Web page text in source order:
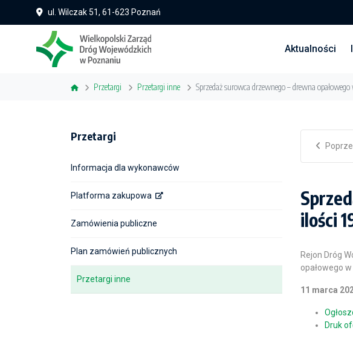
ul. Wilczak 51, 61-623 Poznań
Aktualności
Przetargi Przetargi inne Sprzedaż surowca drzewnego – drewna
Przetargi
Informacja dla wykonawców
Platforma zakupowa
Zamówienia publiczne
Plan zamówień publicznych
Przetargi inne
ilości
Rejon Dróg
opałowego
11 marca
Druk